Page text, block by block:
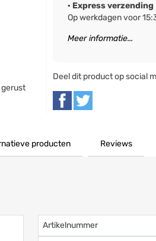
gerust
· Express verzending
Op werkdagen voor
Meer informatie...
Deel dit product op social
producten Reviews
Artikelnummer